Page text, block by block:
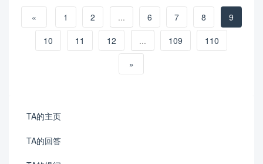
« 1 2 ... 6 7 8
9
10
11 12 ... 109
110
»
TA的主页
TA的回答